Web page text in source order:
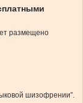
размещено
шизофрении”.